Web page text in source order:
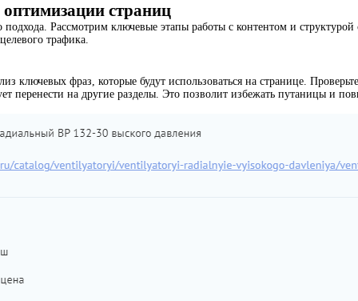
страниц
Рассмотрим ключевые этапы работы с контентом и
трафика.
ключевых фраз, которые будут использоваться на странице.
перенести на другие разделы. Это позволит избежать путаницы и